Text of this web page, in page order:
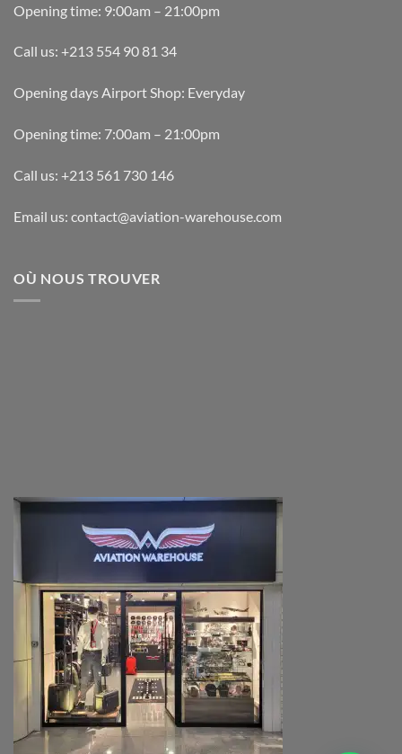
Opening time: 9:00am – 21:00pm
Call us: +213 554 90 81 34
Opening days Airport Shop: Everyday
Opening time: 7:00am – 21:00pm
Call us: +213 561 730 146
Email us: contact@aviation-warehouse.com
OÙ NOUS TROUVER